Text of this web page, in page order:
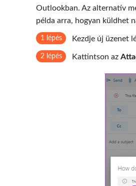
Outlookban. Az alternatív
példa arra, hogyan küldhet
1 lépés Kezdje új üzenet
2 lépés Kattintson az